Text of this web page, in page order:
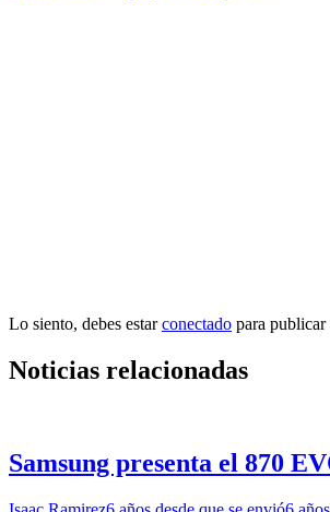
Lo siento, debes estarconectado para
Noticias relacionadas
Samsung presenta el 870